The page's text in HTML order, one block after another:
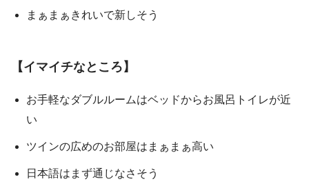
まぁまぁきれいで新しそう
【イマイチなところ】
お手軽なダブルルームはベッドからお風呂トイレが近
い
ツインの広めのお部屋はまぁまぁ高い
日本語はまず通じなさそう